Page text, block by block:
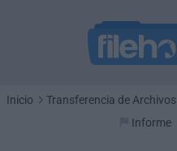
Inicio Transferencia de Archivos
Informe